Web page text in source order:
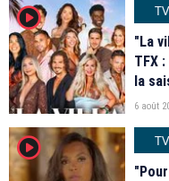
player2
TV
"La
TFX
la
6 août
player2
TV